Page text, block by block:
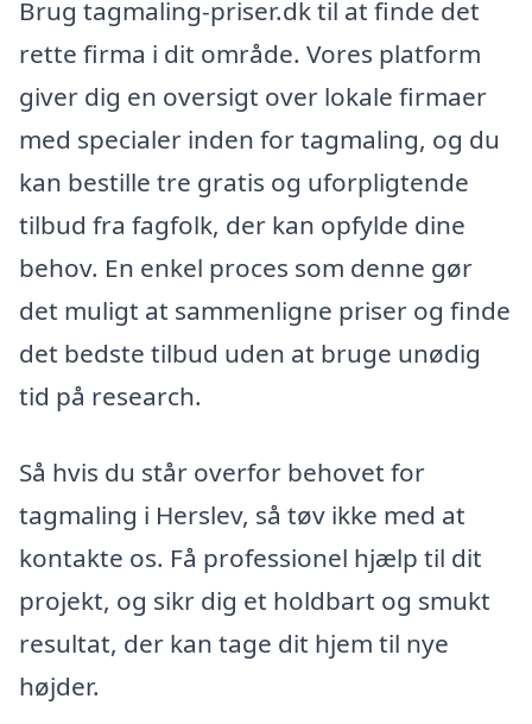
Brug tagmaling-priser.dk til at finde det
rette firma i dit område. Vores platform
giver dig en oversigt over lokale firmaer
med specialer inden for tagmaling, og du
kan bestille tre gratis og uforpligtende
tilbud fra fagfolk, der kan opfylde dine
behov. En enkel proces som denne gør
det muligt at sammenligne priser og finde
det bedste tilbud uden at bruge unødig
tid på research.
Så hvis du står overfor behovet for
tagmaling i Herslev, så tøv ikke med at
kontakte os. Få professionel hjælp til dit
projekt, og sikr dig et holdbart og smukt
resultat, der kan tage dit hjem til nye
højder.